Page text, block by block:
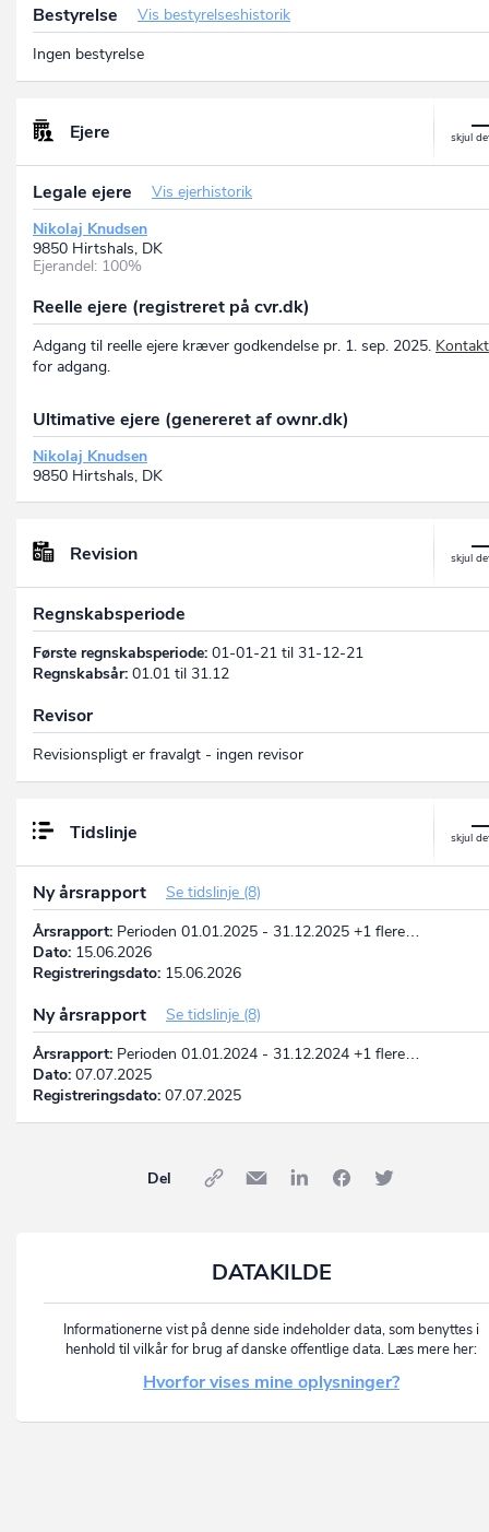
Bestyrelse
Vis bestyrelseshistorik
Ingen bestyrelse
Ejere
Legale ejere
Vis ejerhistorik
Nikolaj Knudsen
9850 Hirtshals, DK
Ejerandel: 100%
Reelle ejere (registreret på cvr.dk)
Adgang til reelle ejere kræver godkendelse pr. 1. sep. 2025.
for adgang.
Ultimative ejere (genereret af ownr.dk)
Nikolaj Knudsen
9850 Hirtshals, DK
Revision
Regnskabsperiode
Første regnskabsperiode: 01-01-21 til 31-12-21
Regnskabsår: 01.01 til 31.12
Revisor
Revisionspligt er fravalgt - ingen revisor
Tidslinje
Ny årsrapport
Se tidslinje (8)
Årsrapport: Perioden 01.01.2025 - 31.12.2025 +1 flere…
Dato: 15.06.2026
Registreringsdato: 15.06.2026
Ny årsrapport
Se tidslinje (8)
Årsrapport: Perioden 01.01.2024 - 31.12.2024 +1 flere…
Dato: 07.07.2025
Registreringsdato: 07.07.2025
Del
DATAKILDE
Informationerne vist på denne side indeholder data, som benyttes i
henhold til vilkår for brug af danske offentlige data. Læs mere her:
Hvorfor vises mine oplysninger?